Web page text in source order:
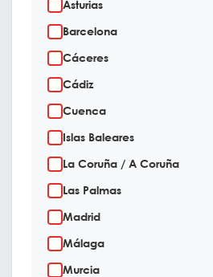
Asturias
Barcelona
Cáceres
Cádiz
Cuenca
Islas Baleares
La Coruña / A Coruña
Las Palmas
Madrid
Málaga
Murcia